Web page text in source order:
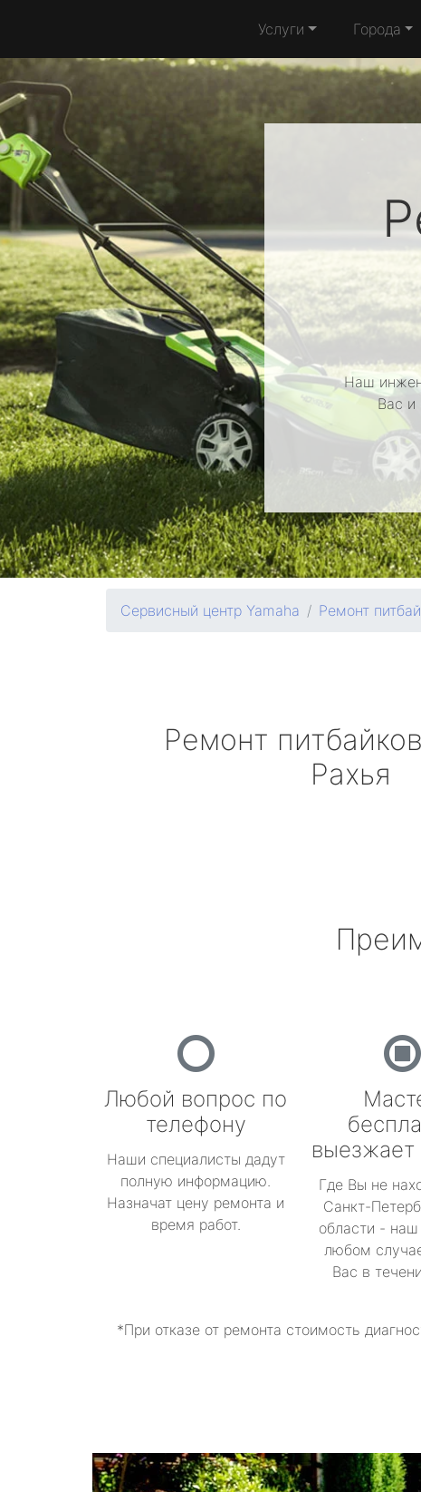
Услуги Города
Наш
Вас и
Сервисный центр Yamaha Ремонт
Ремонт питбайков
Рахья
Любой вопрос по
телефону
Наши специалисты дадут
полную информацию.
Назначат цену ремонта и
время работ.
Где Вы не
Санкт-
области -
любом
Вас в
*При отказе от ремонта стоимость